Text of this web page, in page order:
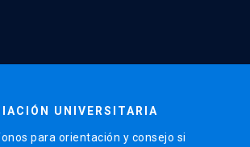
UNIVERSITARIA
para orientación y consejo si